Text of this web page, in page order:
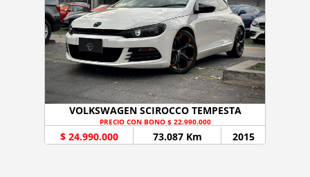
VOLKSWAGEN SCIROCCO TEMPESTA
PRECIO CON BONO $ 22.990.000
$ 24.990.000 73.087 Km 2015